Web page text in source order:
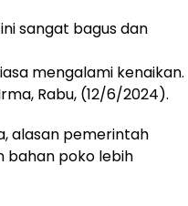
sangat bagus dan
mengalami kenaikan.
Rabu, (12/6/2024).
alasan pemerintah
bahan poko lebih